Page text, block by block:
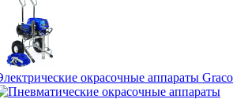
окрасочные аппараты Graco